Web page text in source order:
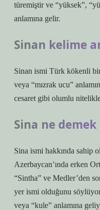
türemiştir ve “yüksek”,
anlamına gelir.
Sinan kelime
Sinan ismi Türk kökenli
veya “mızrak ucu”
cesaret gibi olumlu
Sina ne
Sina ismi hakkında sahip
Azerbaycan’ında erken
“Sintha” ve Medler’den
yer ismi olduğunu
veya “kule” anlamına